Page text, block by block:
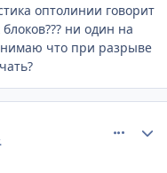
оптолинии говорит
ни один на
что при разрыве